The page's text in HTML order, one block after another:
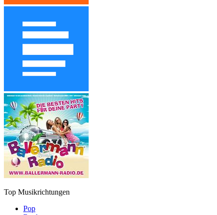
Top Musikrichtungen
Pop